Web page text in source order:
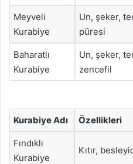
Meyveli
Kurabiye
Un, şeker,
püresi
Baharatlı
Kurabiye
Un, şeker,
zencefil
Kurabiye Adı Özellikleri
Fındıklı
Kurabiye
Kıtır,